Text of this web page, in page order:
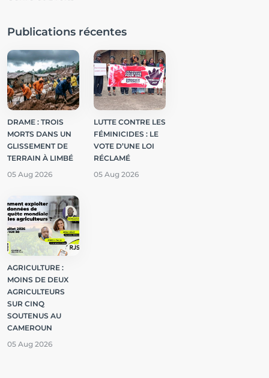
Publications récentes
DRAME : TROIS
MORTS DANS UN
GLISSEMENT DE
TERRAIN À LIMBÉ
05 Aug 2026
LUTTE CONTRE LES
FÉMINICIDES : LE
VOTE D’UNE LOI
RÉCLAMÉ
05 Aug 2026
AGRICULTURE :
MOINS DE DEUX
AGRICULTEURS
SUR CINQ
SOUTENUS AU
CAMEROUN
05 Aug 2026